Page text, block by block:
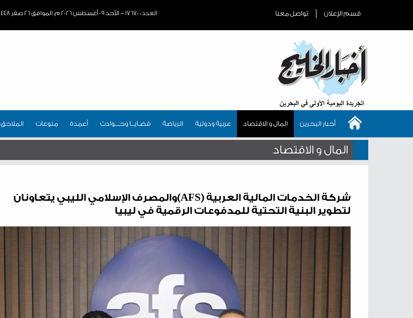
قسم الإعلان تواصل معنا العدد : ١٧٦٧٠ - الأحد ٠٩ أغسطس ٢٠٢٦ م، الموافق ٢٦ صفر ١٤٤٨هـ
أخبار البحرين المال و الاقتصاد عربية ودولية الرياضة قضـايــا وحـــوادث أعمدة منوعات الملاحق
المال و الاقتصاد
شركة الخدمات المالية العربية (AFS)والمصرف الإسلامي الليبي يتعاونان
لتطوير البنية التحتية للمدفوعات الرقمية في ليبيا